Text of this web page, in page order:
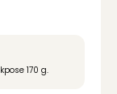
170 g.